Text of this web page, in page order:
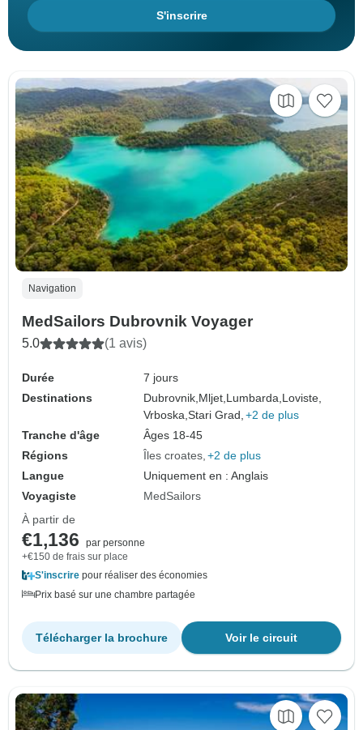
S'inscrire
Navigation
MedSailors Dubrovnik Voyager
5.0 (1 avis)
Durée
7 jours
Destinations
Dubrovnik,Mljet,Lumbarda,Loviste,
Vrboska,Stari Grad, +2 de plus
Tranche d'âge
Âges 18-45
Régions
Îles croates +2 de plus
Langue
Uniquement en : Anglais
Voyagiste
MedSailors
À partir de
€1,136
par personne
+€150 de frais sur place
S'inscrire pour réaliser des économies
Prix basé sur une chambre partagée
Voir le circuit
Télécharger la brochure